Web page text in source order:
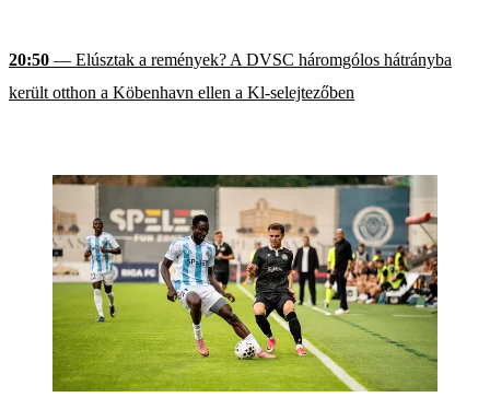
20:50 — Elúsztak a remények? A DVSC háromgólos hátrányba
került otthon a Köbenhavn ellen a Kl-selejtezőben